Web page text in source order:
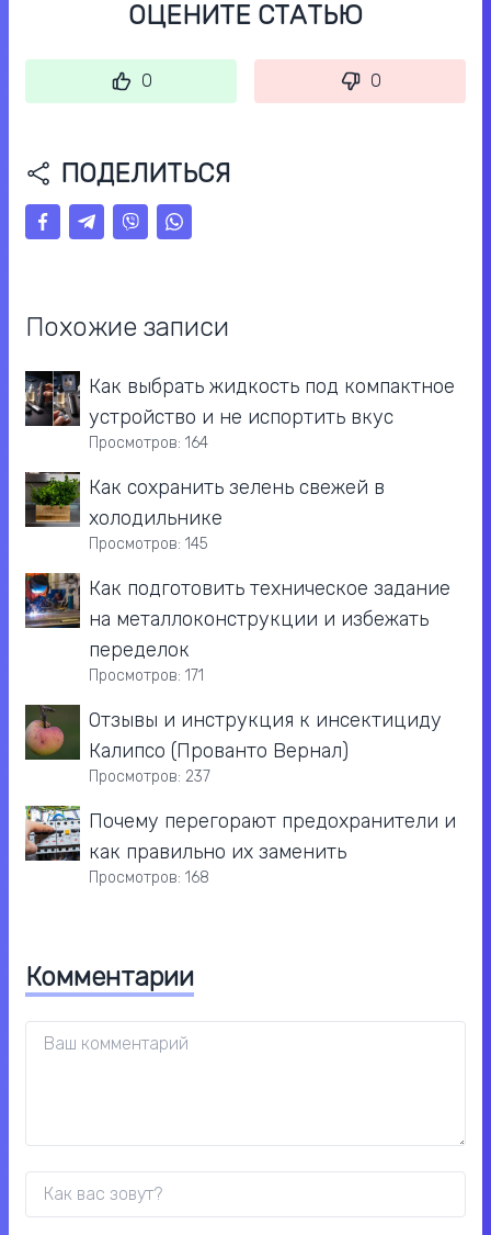
ОЦЕНИТЕ СТАТЬЮ
0 0
ПОДЕЛИТЬСЯ
Похожие записи
Как выбрать жидкость под компактное
устройство и не испортить вкус
Просмотров: 164
Как сохранить зелень свежей в
холодильнике
Просмотров: 145
Как подготовить техническое задание
на металлоконструкции и избежать
переделок
Просмотров: 171
Отзывы и инструкция к инсектициду
Калипсо (Прованто Вернал)
Просмотров: 237
Почему перегорают предохранители и
как правильно их заменить
Просмотров: 168
Комментарии